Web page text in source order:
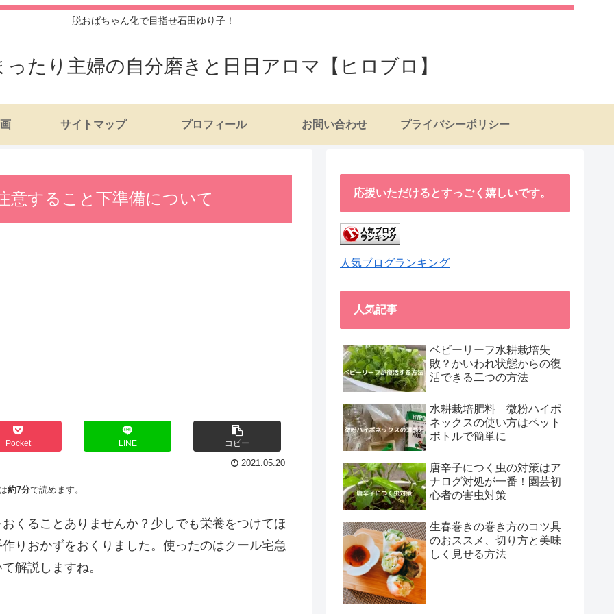
脱おばちゃん化で目指せ石田ゆり子！
たり主婦の自分磨きと日日アロマ【ヒロブロ】
サイトマップ プロフィール お問い合わせ プライバシーポリシー
意すること下準備について
Pocket LINE コピー
2021.05.20
約7分で読めます。
くることありませんか？少しでも栄養をつけてほ
りおかずをおくりました。使ったのはクール宅急
解説しますね。
応援いただけるとすっごく嬉しいです。
人気ブログランキング
人気記事
ベビーリーフ水耕栽培失
敗？かいわれ状態からの復
活できる二つの方法
水耕栽培肥料 微粉ハイポ
ネックスの使い方はペット
ボトルで簡単に
唐辛子につく虫の対策はア
ナログ対処が一番！園芸初
心者の害虫対策
生春巻きの巻き方のコツ具
のおススメ、切り方と美味
しく見せる方法